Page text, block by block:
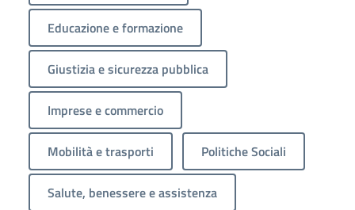
Educazione e formazione
Giustizia e sicurezza pubblica
Imprese e commercio
Mobilità e trasporti Politiche Sociali
Salute, benessere e assistenza